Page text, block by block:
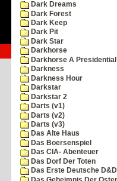
Dark Dreams
Dark Forest
Dark Keep
Dark Pit
Dark Star
Darkhorse
Darkhorse A
Darkness
Darkness Hour
Darkstar
Darkstar 2
Darts (v1)
Darts (v2)
Darts (v3)
Das Alte Haus
Das Boersenspiel
Das CIA- Abenteuer
Das Dorf Der Toten
Das Erste Deutsche